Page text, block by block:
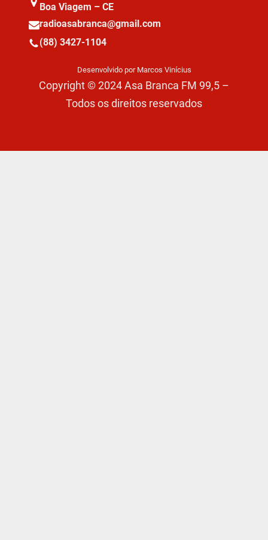
Boa Viagem – CE
radioasabranca@gmail.com
(88) 3427-1104
Desenvolvido por Marcos Vinícius
Copyright © 2024 Asa Branca FM 99,5 –
Todos os direitos reservados